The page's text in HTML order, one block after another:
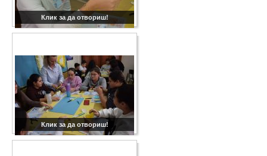
Клик за да отвориш!
Клик за да отвориш!